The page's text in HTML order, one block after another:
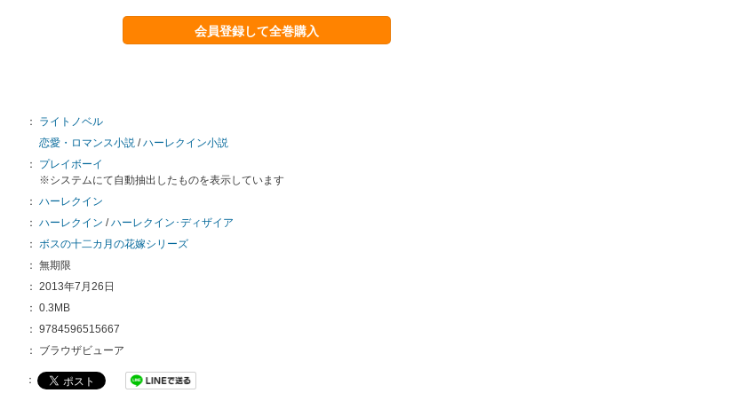
会員登録して全巻購入
：
ライトノベル
恋愛・ロマンス小説 /ハーレクイン小説
：
プレイボーイ
※システムにて自動抽出したものを表示しています
： ハーレクイン
： ハーレクイン /ハーレクイン･ディザイア
： ボスの十二カ月の花嫁シリーズ
： 無期限
： 2013年7月26日
： 0.3MB
： 9784596515667
： ブラウザビューア
：